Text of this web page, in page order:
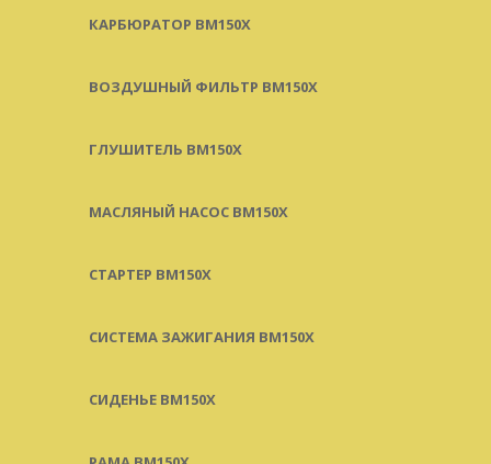
КАРБЮРАТОР BM150X
ВОЗДУШНЫЙ ФИЛЬТР BM150X
ГЛУШИТЕЛЬ BM150X
МАСЛЯНЫЙ НАСОС BM150X
СТАРТЕР BM150X
СИСТЕМА ЗАЖИГАНИЯ BM150X
СИДЕНЬЕ BM150X